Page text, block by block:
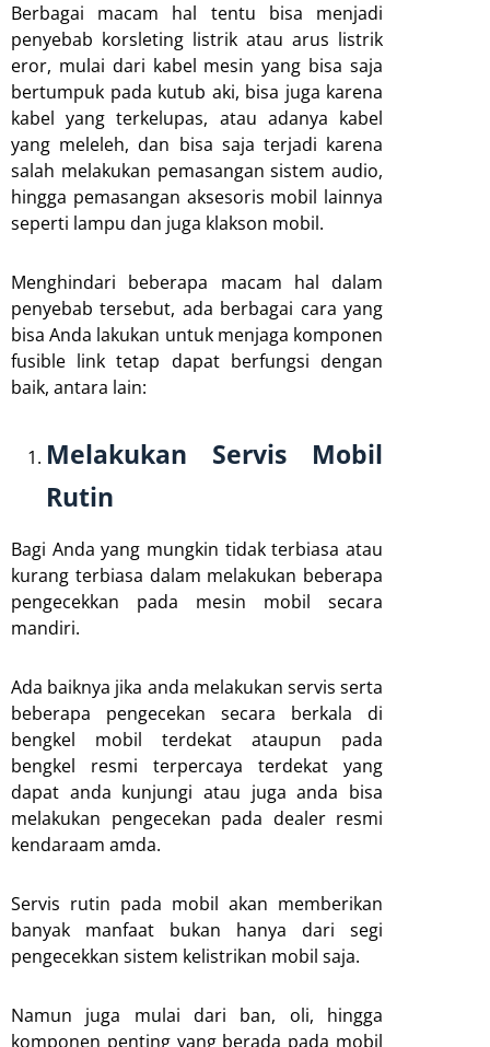
Berbagai macam hal tentu bisa menjadi
penyebab korsleting listrik atau arus listrik
eror, mulai dari kabel mesin yang bisa saja
bertumpuk pada kutub aki, bisa juga karena
kabel yang terkelupas, atau adanya kabel
yang meleleh, dan bisa saja terjadi karena
salah melakukan pemasangan sistem audio,
hingga pemasangan aksesoris mobil lainnya
seperti lampu dan juga klakson mobil.
Menghindari beberapa macam hal dalam
penyebab tersebut, ada berbagai cara yang
bisa Anda lakukan untuk menjaga komponen
fusible link tetap dapat berfungsi dengan
baik, antara lain:
Melakukan Servis Mobil
Rutin
Bagi Anda yang mungkin tidak terbiasa atau
kurang terbiasa dalam melakukan beberapa
pengecekkan pada mesin mobil secara
mandiri.
Ada baiknya jika anda melakukan servis serta
beberapa pengecekan secara berkala di
bengkel mobil terdekat ataupun pada
bengkel resmi terpercaya terdekat yang
dapat anda kunjungi atau juga anda bisa
melakukan pengecekan pada dealer resmi
kendaraam amda.
Servis rutin pada mobil akan memberikan
banyak manfaat bukan hanya dari segi
pengecekkan sistem kelistrikan mobil saja.
Namun juga mulai dari ban, oli, hingga
komponen penting yang berada pada mobil